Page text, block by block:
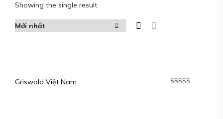
Showing the single result
Griswold Việt Nam